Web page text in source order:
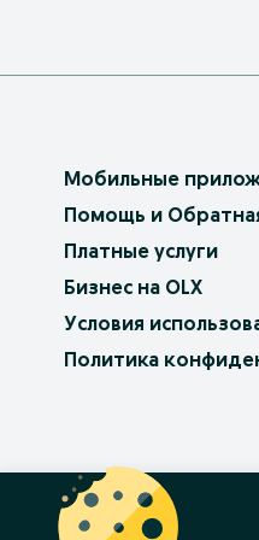
Мобильные
Помощь и
Платные услуги
Бизнес на OLX
Условия
Политика
OLX.bg